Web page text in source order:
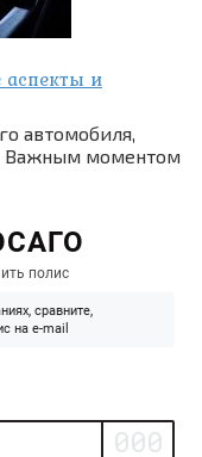
аспекты и
автомобиля,
Важным моментом